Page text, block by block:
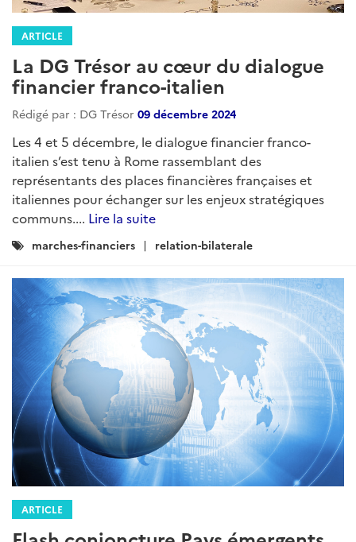
ARTICLE
La DG Trésor au cœur du dialogue
financier franco-italien
Rédigé par : DG Trésor 09 décembre 2024
Les 4 et 5 décembre, le dialogue financier franco-
italien s’est tenu à Rome rassemblant des
représentants des places financières françaises et
italiennes pour échanger sur les enjeux stratégiques
communs.... Lire la suite
Catégories
marches-financiers relation-bilaterale
ARTICLE